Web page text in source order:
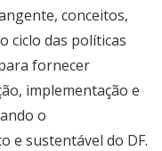
conceitos,
ciclo das políticas
fornecer
implementação e
o
e sustentável do DF.